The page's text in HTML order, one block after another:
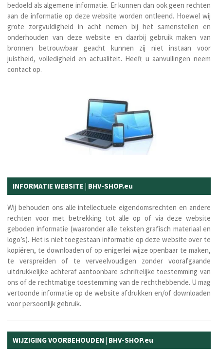
bedoeld als algemene informatie. Er kunnen dan ook geen rechten
aan de informatie op deze website worden ontleend. Hoewel wij
grote zorgvuldigheid in acht nemen bij het samenstellen en
onderhouden van deze website en daarbij gebruik maken van
bronnen betrouwbaar geacht kunnen zij niet instaan voor
juistheid, volledigheid en actualiteit. Heeft u aanvullingen neem
contact op.
INFORMATIE WEBSITE | BHV-SHOP.eu
Wij behouden ons alle intellectuele eigendomsrechten en andere
rechten voor met betrekking tot alle op of via deze website
geboden informatie (waaronder alle teksten grafisch materiaal en
logo’s). Het is niet toegestaan informatie op deze website over te
kopiëren, te downloaden of op enigerlei wijze openbaar te maken,
te verspreiden of te verveelvoudigen zonder voorafgaande
uitdrukkelijke achteraf aantoonbare schriftelijke toestemming van
ons of de rechtmatige toestemming van de rechthebbende. U mag
vertoonde informatie op de website afdrukken en/of downloaden
voor persoonlijk gebruik.
WIJZIGING VOORBEHOUDEN | BHV-SHOP.eu